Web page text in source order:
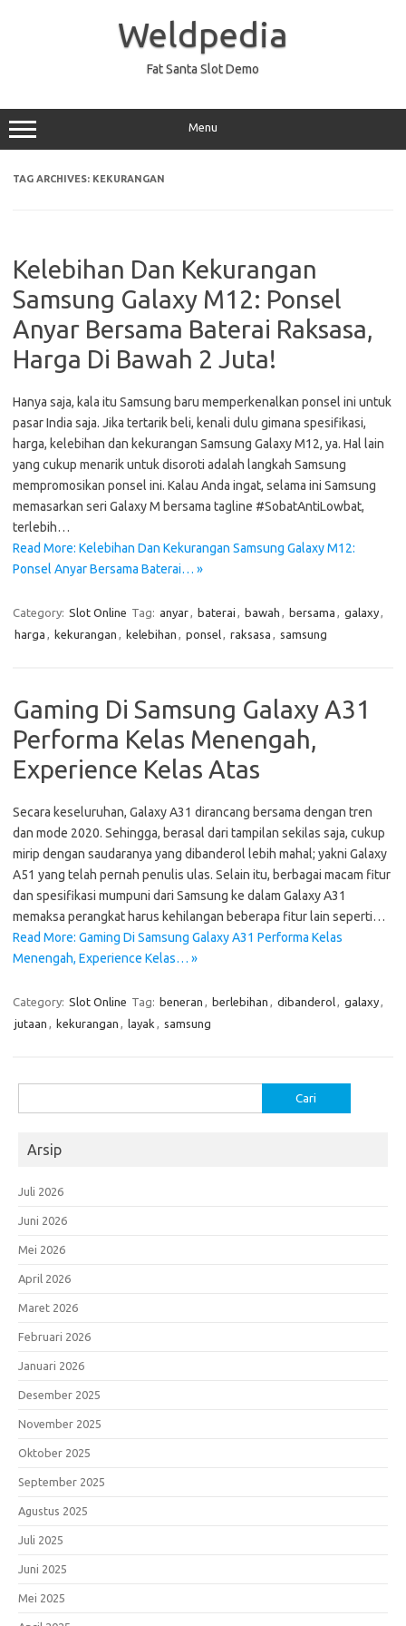
Weldpedia
Fat Santa Slot Demo
Menu
TAG ARCHIVES: KEKURANGAN
Kelebihan Dan Kekurangan
Samsung Galaxy M12: Ponsel
Anyar Bersama Baterai Raksasa,
Harga Di Bawah 2 Juta!
Hanya saja, kala itu Samsung baru memperkenalkan ponsel ini untuk
pasar India saja. Jika tertarik beli, kenali dulu gimana spesifikasi,
harga, kelebihan dan kekurangan Samsung Galaxy M12, ya. Hal lain
yang cukup menarik untuk disoroti adalah langkah Samsung
mempromosikan ponsel ini. Kalau Anda ingat, selama ini Samsung
memasarkan seri Galaxy M bersama tagline #SobatAntiLowbat,
terlebih…
Read More: Kelebihan Dan Kekurangan Samsung Galaxy M12:
Ponsel Anyar Bersama Baterai… »
Category: Slot Online Tag: anyar, baterai , bawah , bersama , galaxy,
harga , kekurangan , kelebihan , ponsel, raksasa , samsung
Gaming Di Samsung Galaxy A31
Performa Kelas Menengah,
Experience Kelas Atas
Secara keseluruhan, Galaxy A31 dirancang bersama dengan tren
dan mode 2020. Sehingga, berasal dari tampilan sekilas saja, cukup
mirip dengan saudaranya yang dibanderol lebih mahal; yakni Galaxy
A51 yang telah pernah penulis ulas. Selain itu, berbagai macam fitur
dan spesifikasi mumpuni dari Samsung ke dalam Galaxy A31
memaksa perangkat harus kehilangan beberapa fitur lain seperti…
Read More: Gaming Di Samsung Galaxy A31 Performa Kelas
Menengah, Experience Kelas… »
Category: Slot Online Tag: beneran , berlebihan , dibanderol, galaxy,
jutaan , kekurangan , layak , samsung
untuk:
Arsip
Juli 2026
Juni 2026
Mei 2026
April 2026
Maret 2026
Februari 2026
Januari 2026
Desember 2025
November 2025
Oktober 2025
September 2025
Agustus 2025
Juli 2025
Juni 2025
Mei 2025